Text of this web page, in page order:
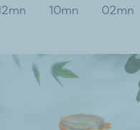
10mn 02mn